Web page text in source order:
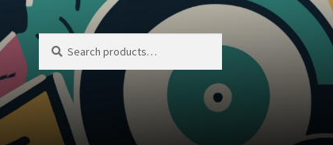
Search
for:
Search